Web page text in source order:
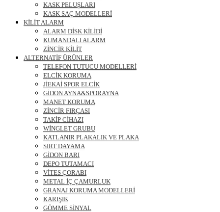
KASK PELUŞLARI
KASK SAÇ MODELLERİ
KİLİT ALARM
ALARM DİSK KİLİDİ
KUMANDALI ALARM
ZİNCİR KİLİT
ALTERNATİF ÜRÜNLER
TELEFON TUTUCU MODELLERİ
ELCİK KORUMA
JİEKAİ SPOR ELCİK
GİDON AYNA&SPORAYNA
MANET KORUMA
ZİNCİR FIRÇASI
TAKİP CİHAZI
WİNGLET GRUBU
KATLANIR PLAKALIK VE PLAKA
SIRT DAYAMA
GİDON BARI
DEPO TUTAMACI
VİTES ÇORABI
METAL İÇ ÇAMURLUK
GRANAJ KORUMA MODELLERİ
KARIŞIK
GÖMME SİNYAL